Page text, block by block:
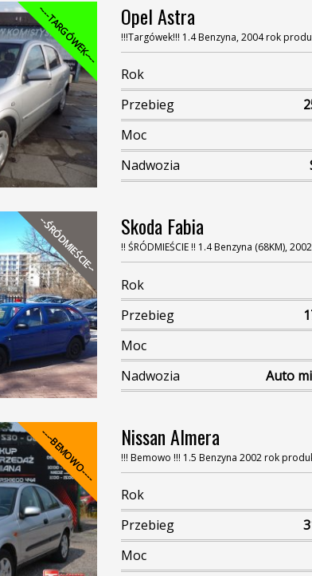
----TARGÓWEK---- Opel Astra
!!!Targówek!!! 1.4 Benzyna, 2004 rok
Rok
Przebieg
Moc
Nadwozia
--ŚRÓDMIEŚCIE-- Skoda Fabia
!! ŚRÓDMIEŚCIE !! 1.4 Benzyna (68KM),
Rok
Przebieg
Moc
Nadwozia
Auto
----BEMOWO---- Nissan Almera
!!! Bemowo !!! 1.5 Benzyna 2002 rok
Rok
Przebieg
Moc